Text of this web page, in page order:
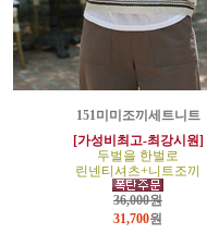
151미미조끼세트니트
[가성비최고-최강시원]
두벌을 한벌로
린넨티셔츠+니트조끼
36,000원
31,700원